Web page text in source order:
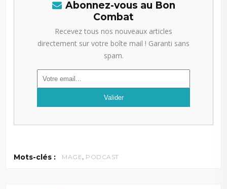
Abonnez-vous au Bon
Combat
Recevez tous nos nouveaux articles
directement sur votre boîte mail ! Garanti sans
spam.
Mots-clés : MAGE, PODCAST